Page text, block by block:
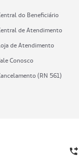
do Beneficiário
de Atendimento
de Atendimento
Conosco
(RN 561)